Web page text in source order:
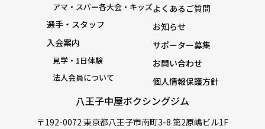
八王子中屋ボクシングジム
〒192-0072 東京都八王子市南町3-8 第2原嶋ビル1F
アマ・スパー各大会・キッズ
選手・スタッフ
入会案内
見学・1日体験
法人会員について
よくあるご質問
お知らせ
サポーター募集
お問い合わせ
個人情報保護方針